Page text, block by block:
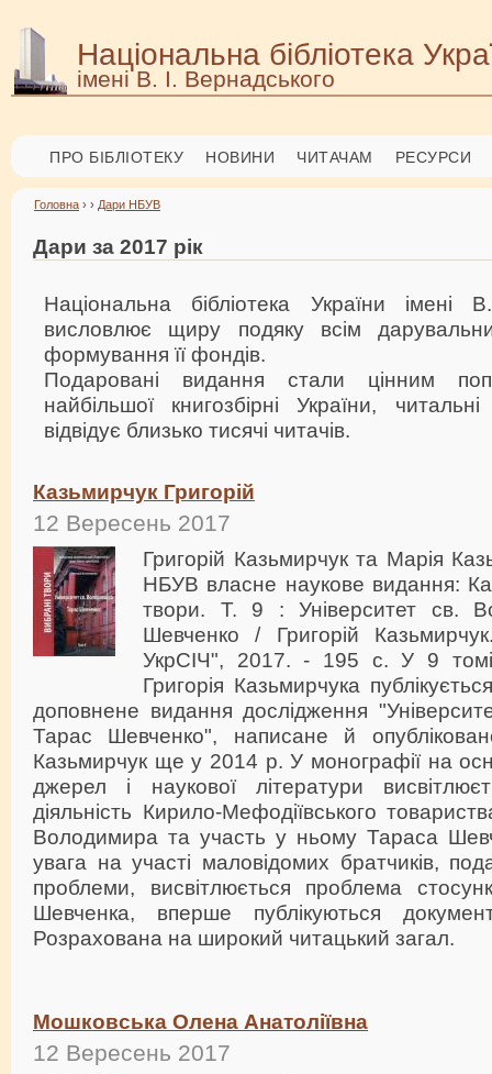
Національна бібліотека
імені В. І. Вернадського
ПРО БІБЛІОТЕКУ НОВИНИ ЧИТАЧАМ РЕСУРСИ
Головна › › Дари НБУВ
Дари за 2017 рік
Національна бібліотека України імені
висловлює щиру подяку всім
формування її фондів.
Подаровані видання стали цінним
найбільшої книгозбірні України,
відвідує близько тисячі читачів.
Казьмирчук Григорій
12 Вересень 2017
Григорій Казьмирчук та Марія
НБУВ власне наукове видання:
твори. Т. 9 : Університет св.
Шевченко / Григорій
УкрСІЧ", 2017. - 195 с. У 9 томі
Григорія Казьмирчука
доповнене видання дослідження
Тарас Шевченко", написане й
Казьмирчук ще у 2014 р. У монографії на
джерел і наукової літератури
діяльність Кирило-Мефодіївського
Володимира та участь у ньому Тараса
увага на участі маловідомих братчиків,
проблеми, висвітлюється проблема
Шевченка, вперше публікуються
Розрахована на широкий читацький загал.
Мошковська Олена Анатоліївна
12 Вересень 2017